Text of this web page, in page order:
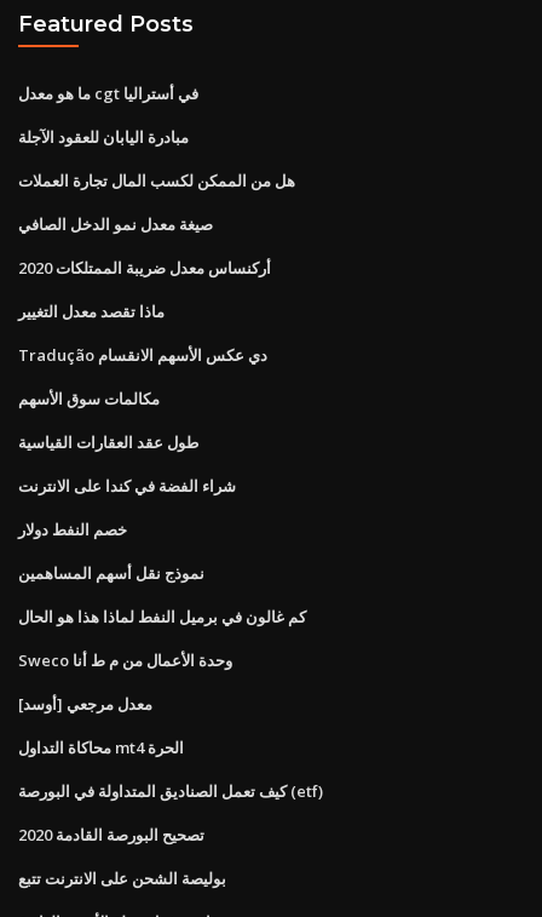
Featured Posts
ما هو معدل cgt في أستراليا
مبادرة اليابان للعقود الآجلة
هل من الممكن لكسب المال تجارة العملات
صيغة معدل نمو الدخل الصافي
أركنساس معدل ضريبة الممتلكات 2020
ماذا تقصد معدل التغيير
Tradução دي عكس الأسهم الانقسام
مكالمات سوق الأسهم
طول عقد العقارات القياسية
شراء الفضة في كندا على الانترنت
خصم النفط دولار
نموذج نقل أسهم المساهمين
كم غالون في برميل النفط لماذا هذا هو الحال
Sweco وحدة الأعمال من م ط أنا
معدل مرجعي [أوسد]
محاكاة التداول mt4 الحرة
كيف تعمل الصناديق المتداولة في البورصة (etf)
تصحيح البورصة القادمة 2020
بوليصة الشحن على الانترنت تتبع